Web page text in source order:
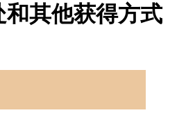
其他获得方式